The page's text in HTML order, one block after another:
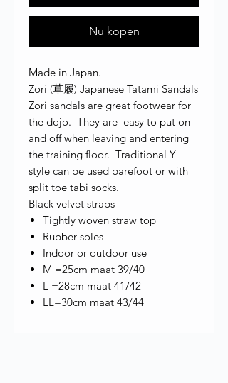
Nu kopen
Made in Japan.
Zori (草履) Japanese Tatami Sandals
Zori sandals are great footwear for
the dojo. They are easy to put on
and off when leaving and entering
the training floor. Traditional Y
style can be used barefoot or with
split toe tabi socks.
Black velvet straps
Tightly woven straw top
Rubber soles
Indoor or outdoor use
M =25cm maat 39/40
L =28cm maat 41/42
LL=30cm maat 43/44